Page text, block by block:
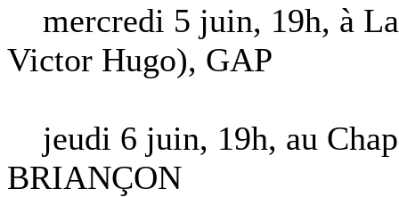
mercredi 5 juin, 19h, à
Victor Hugo), GAP
jeudi 6 juin, 19h, au
BRIANÇON